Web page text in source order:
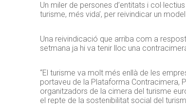
Un miler de persones d’entitats i
turisme, més vida’, per reivindicar un
Una reivindicació que arriba com a
setmana ja hi va tenir lloc una
“El turisme va molt més enllà de les
portaveu de la Plataforma Contracimera,
organitzadors de la cimera del turisme
el repte de la sostenibilitat social del